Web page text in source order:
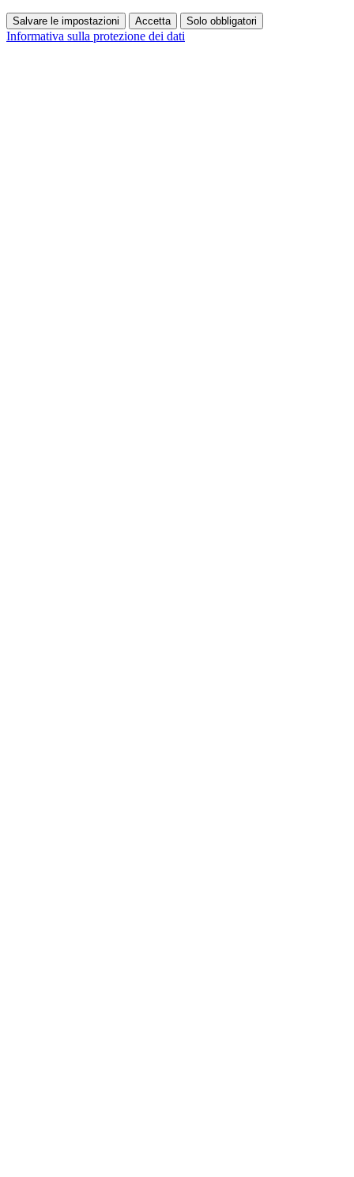
Salvare le impostazioni Accetta Solo obbligatori
Informativa sulla protezione dei dati